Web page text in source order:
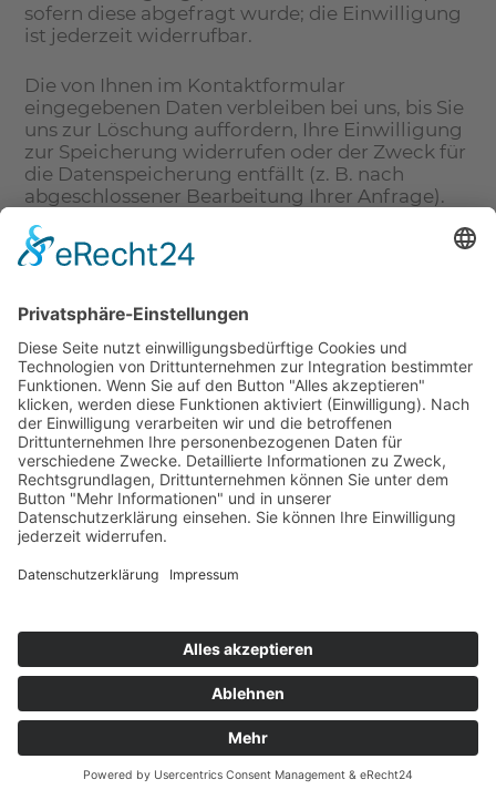
sofern diese abgefragt wurde; die Einwilligung
ist jederzeit widerrufbar.
Die von Ihnen im Kontaktformular
eingegebenen Daten verbleiben bei uns, bis Sie
uns zur Löschung auffordern, Ihre Einwilligung
zur Speicherung widerrufen oder der Zweck für
die Datenspeicherung entfällt (z. B. nach
abgeschlossener Bearbeitung Ihrer Anfrage).
insbesondere Aufbewahrungsfristen – bleiben
unberührt.
Anfrage per E-Mail, Telefon oder
Telefax
Wenn Sie uns per E-Mail, Telefon oder Telefax
kontaktieren, wird Ihre Anfrage inklusive aller
daraus hervorgehenden personenbezogenen
Daten (Name, Anfrage) zum Zwecke der
Bearbeitung Ihres Anliegens bei uns
gespeichert und verarbeitet. Diese Daten
geben wir nicht ohne Ihre Einwilligung weiter.
Die Verarbeitung dieser Daten erfolgt auf
zusammenhängt oder zur Durchführung
vorvertraglicher Maßnahmen erforderlich ist. In
allen übrigen Fällen beruht die Verarbeitung
auf unserem berechtigten Interesse an der
effektiven Bearbeitung der an uns gerichteten
Anfragen (Art. 6 Abs. 1 lit. f DSGVO) oder auf
Ihrer Einwilligung (Art. 6 Abs. 1 lit. a DSGVO)